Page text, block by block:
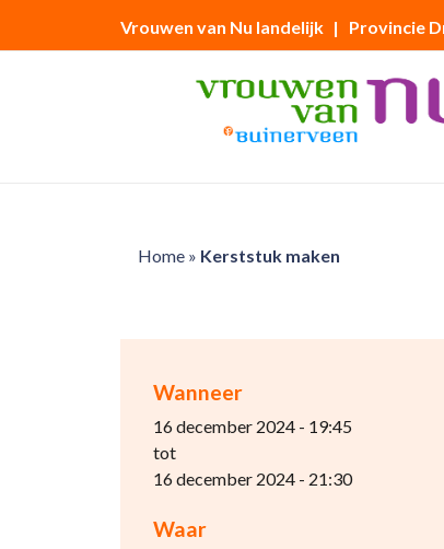
Vrouwen van Nu landelijk | Provincie
Home» Kerststuk maken
Wanneer
16 december 2024 - 19:45
tot
16 december 2024 - 21:30
Waar